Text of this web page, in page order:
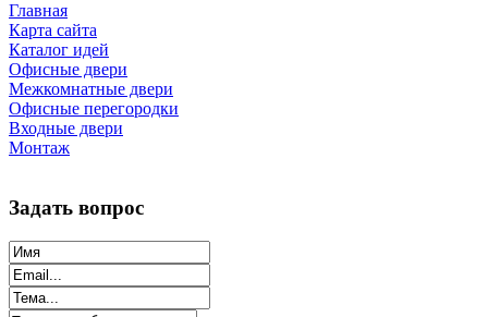
Главная
Карта сайта
Каталог идей
Офисные двери
Межкомнатные двери
Офисные перегородки
Входные двери
Монтаж
Задать вопрос